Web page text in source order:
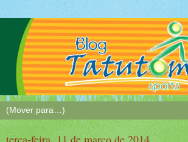
terça-feira, 11 de março de 2014